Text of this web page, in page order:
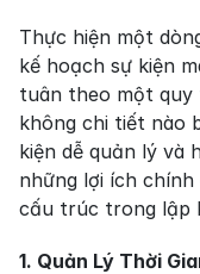
Thực hiện một
kế hoạch sự kiện
tuân theo một
không chi tiết nào
kiện dễ quản lý và
những lợi ích
cấu trúc trong lập
1. Quản Lý Thời